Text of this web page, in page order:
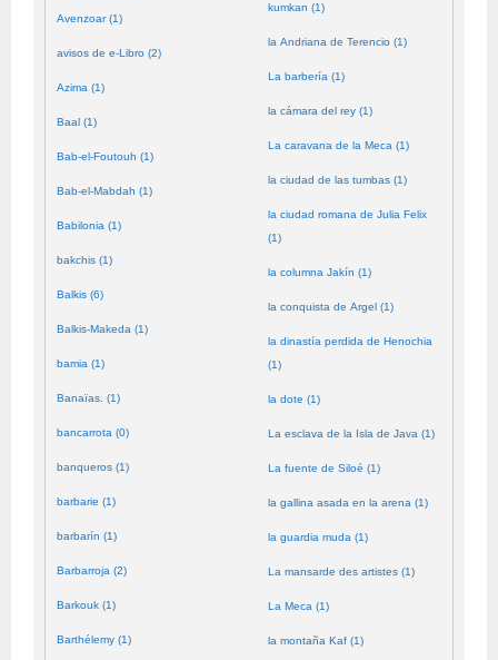
Avenzoar (1)
avisos de e-Libro (2)
Azima (1)
Baal (1)
Bab-el-Foutouh (1)
Bab-el-Mabdah (1)
Babilonia (1)
bakchis (1)
Balkis (6)
Balkis-Makeda (1)
bamia (1)
Banaïas. (1)
bancarrota (0)
banqueros (1)
barbarie (1)
barbarín (1)
Barbarroja (2)
Barkouk (1)
Barthélemy (1)
kumkan (1)
la Andriana de Terencio (1)
La barbería (1)
la cámara del rey (1)
La caravana de la Meca (1)
la ciudad de las tumbas (1)
la ciudad romana de Julia Felix
(1)
la columna Jakín (1)
la conquista de Argel (1)
la dinastía perdida de Henochia
(1)
la dote (1)
La esclava de la Isla de Java (1)
La fuente de Siloé (1)
la gallina asada en la arena (1)
la guardia muda (1)
La mansarde des artistes (1)
La Meca (1)
la montaña Kaf (1)